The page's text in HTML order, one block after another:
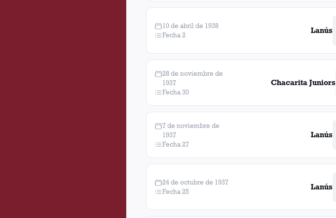
10 de abril de 1938
Fecha 2
Lanús
28 de noviembre de
1937
Fecha 30
Chacarita Juniors
7 de noviembre de
1937
Fecha 27
Lanús
24 de octubre de 1937
Fecha 25
Lanús